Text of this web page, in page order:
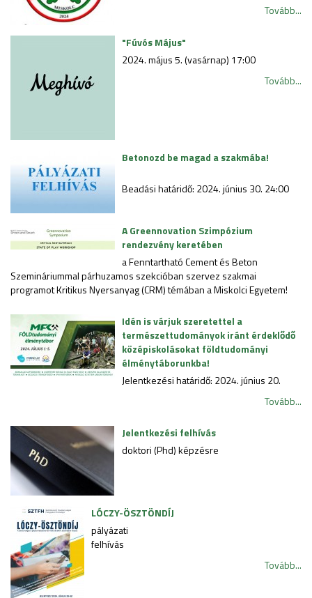
Tovább...
"Fúvós Május"
2024. május 5. (vasárnap) 17:00
Tovább...
Betonozd be magad a szakmába!
Beadási határidő: 2024. június 30. 24:00
A Greennovation Szimpózium
rendezvény keretében
a Fenntartható Cement és Beton
Szemináriummal párhuzamos szekcióban szervez szakmai
programot Kritikus Nyersanyag (CRM) témában a Miskolci Egyetem!
Idén is várjuk szeretettel a
természettudományok iránt érdeklődő
középiskolásokat földtudományi
élménytáborunkba!
Jelentkezési határidő: 2024. június 20.
Tovább...
Jelentkezési felhívás
doktori (Phd) képzésre
LÓCZY-ÖSZTÖNDÍJ
pályázati
felhívás
Tovább...